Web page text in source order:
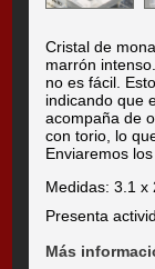
Cristal de
marrón
no es fácil.
indicando que
acompaña de
con torio, lo
Enviaremos
Medidas: 3.1 x
Presenta
Más